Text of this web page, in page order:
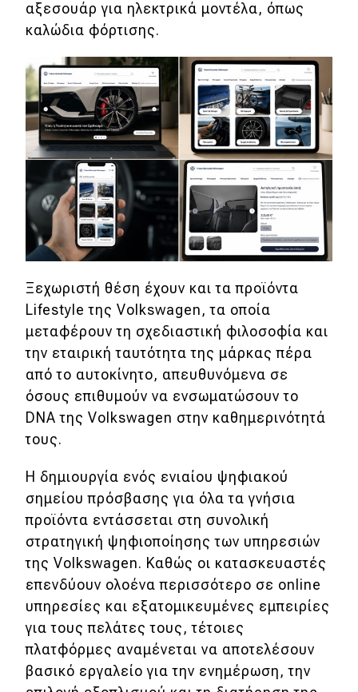
αξεσουάρ για ηλεκτρικά μοντέλα, όπως
καλώδια φόρτισης.
Ξεχωριστή θέση έχουν και τα προϊόντα
Lifestyle της Volkswagen, τα οποία
μεταφέρουν τη σχεδιαστική φιλοσοφία και
την εταιρική ταυτότητα της μάρκας πέρα
από το αυτοκίνητο, απευθυνόμενα σε
όσους επιθυμούν να ενσωματώσουν το
DNA της Volkswagen στην καθημερινότητά
τους.
Η δημιουργία ενός ενιαίου ψηφιακού
σημείου πρόσβασης για όλα τα γνήσια
προϊόντα εντάσσεται στη συνολική
στρατηγική ψηφιοποίησης των υπηρεσιών
της Volkswagen. Καθώς οι κατασκευαστές
επενδύουν ολοένα περισσότερο σε online
υπηρεσίες και εξατομικευμένες εμπειρίες
για τους πελάτες τους, τέτοιες
πλατφόρμες αναμένεται να αποτελέσουν
βασικό εργαλείο για την ενημέρωση, την